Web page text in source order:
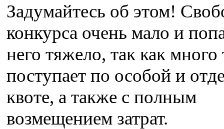
Задумайтесь об этом!
конкурса очень мало и
него тяжело, так как много
поступает по особой и
квоте, а также с полным
возмещением затрат.